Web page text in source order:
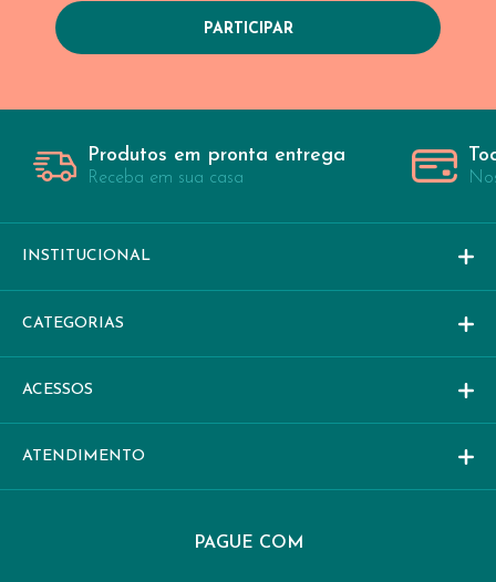
Produtos em pronta entrega
Receba em sua casa
INSTITUCIONAL
CATEGORIAS
ACESSOS
ATENDIMENTO
PAGUE COM